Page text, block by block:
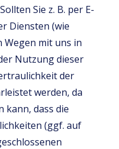
Sie z. B. per E-
Diensten (wie
Wegen mit uns in
Nutzung dieser
der
werden, da
kann, dass die
(ggf. auf